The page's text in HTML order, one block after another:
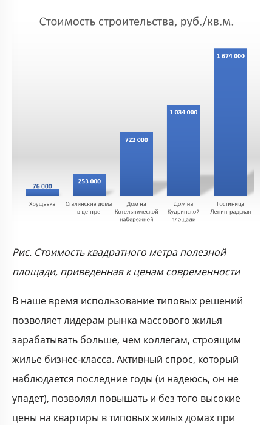
Рис. Стоимость квадратного метра полезной
площади, приведенная к ценам современности
В наше время использование типовых решений
позволяет лидерам рынка массового жилья
зарабатывать больше, чем коллегам, строящим
жилье бизнес-класса. Активный спрос, который
наблюдается последние годы (и надеюсь, он не
упадет), позволял повышать и без того высокие
цены на квартиры в типовых жилых домах при